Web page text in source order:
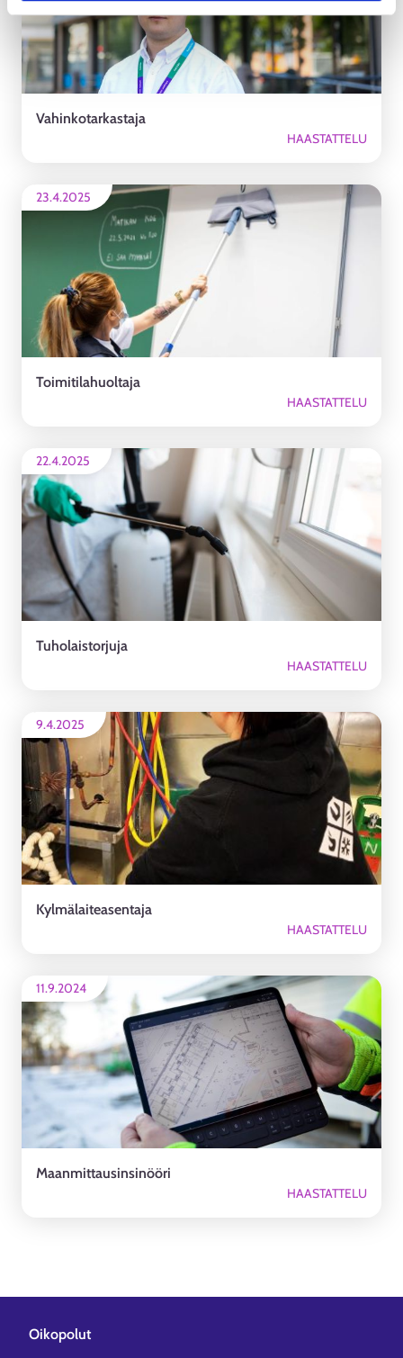
Vahinkotarkastaja
HAASTATTELU
23.4.2025
Toimitilahuoltaja
HAASTATTELU
22.4.2025
Tuholaistorjuja
HAASTATTELU
9.4.2025
Kylmälaiteasentaja
HAASTATTELU
11.9.2024
Maanmittausinsinööri
HAASTATTELU
Oikopolut